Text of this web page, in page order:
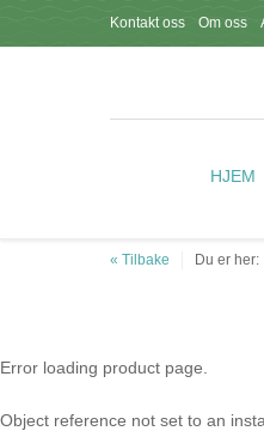
Kontakt oss Om oss
HJEM
« Tilbake Du er her:
Error loading product page.
Object reference not set to an